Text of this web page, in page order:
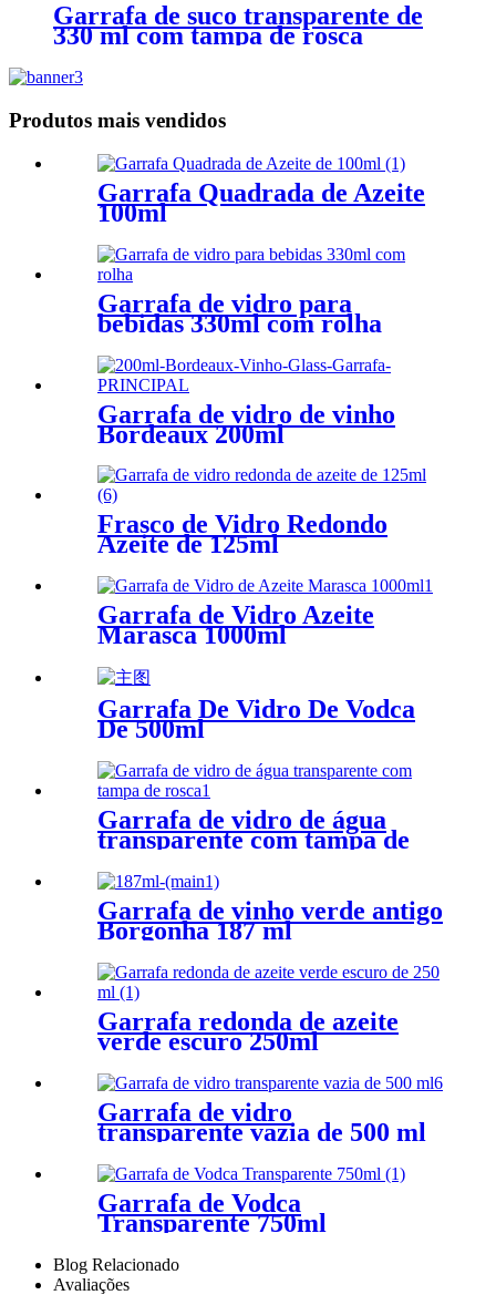
Garrafa de suco transparente de
330 ml com tampa de rosca
Produtos mais vendidos
Garrafa Quadrada de Azeite
100ml
Garrafa de vidro para
bebidas 330ml com rolha
Garrafa de vidro de vinho
Bordeaux 200ml
Frasco de Vidro Redondo
Azeite de 125ml
Garrafa de Vidro Azeite
Marasca 1000ml
Garrafa De Vidro De Vodca
De 500ml
Garrafa de vidro de água
transparente com tampa de
Garrafa de vinho verde antigo
Borgonha 187 ml
Garrafa redonda de azeite
verde escuro 250ml
Garrafa de vidro
transparente vazia de 500 ml
para bebidas
Garrafa de Vodca
Transparente 750ml
Blog Relacionado
Avaliações